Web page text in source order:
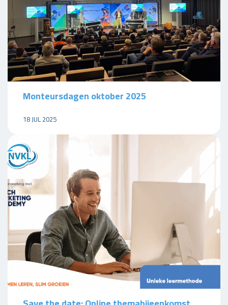
Monteursdagen oktober 2025
18 JUL 2025